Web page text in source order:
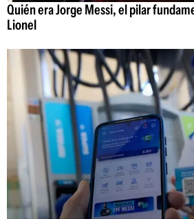
Quién era Jorge Messi, el pilar
Lionel